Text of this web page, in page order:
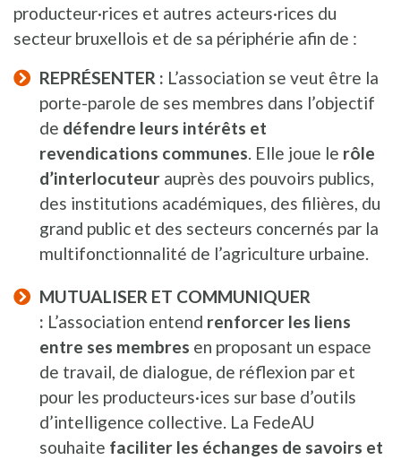
producteur·rices et autres acteurs·rices du
secteur bruxellois et de sa périphérie afin de :
REPRÉSENTER : L’association se veut être la
porte-parole de ses membres dans l’objectif
de défendre leurs intérêts et
revendications communes. Elle joue le rôle
d’interlocuteurauprès des pouvoirs publics,
des institutions académiques, des filières, du
grand public et des secteurs concernés par la
multifonctionnalité de l’agriculture urbaine.
MUTUALISER ET COMMUNIQUER
: L’association entend renforcer les liens
entre ses membres en proposant un espace
de travail, de dialogue, de réflexion par et
pour les producteurs·ices sur base d’outils
d’intelligence collective. La FedeAU
souhaite faciliter les échanges de savoirs et